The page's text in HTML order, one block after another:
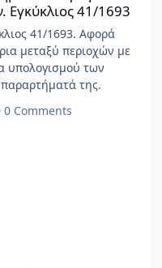
41/1693
41/1693. Αφορά
μεταξύ περιοχών με
υπολογισμού των
της.
0 Comments